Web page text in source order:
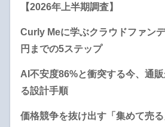
【2026年上半期調査】
Curly Meに学ぶクラウドファン
円までの5ステップ
AI不安度86%と衝突する今、通
る設計手順
価格競争を抜け出す「集めて売